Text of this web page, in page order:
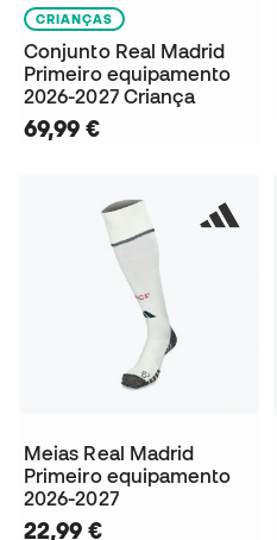
CRIANÇAS
Conjunto Real Madrid
Primeiro equipamento
2026-2027 Criança
69,99 €
Meias Real Madrid
Primeiro equipamento
2026-2027
22,99 €